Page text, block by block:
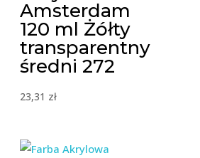
Amsterdam
120 ml Żółty
transparentny
średni 272
23,31 zł